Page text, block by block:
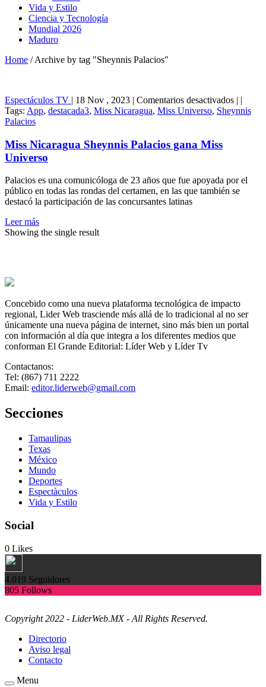
Vida y Estilo
Ciencia y Tecnología
Mundial 2026
Maduro
Home / Archive by tag "Sheynnis Palacios"
Espectáculos TV | 18 Nov , 2023 | Comentarios desactivadosen
Miss
| |
Tags: App, destacada3, Miss Nicaragua, Miss Universo, Sheynnis
Palacios
Miss Nicaragua Sheynnis Palacios gana Miss
Universo
Palacios es una comunicóloga de 23 años que fue apoyada por el
público en todas las rondas del certamen, en las que también se
destacó la participación de las concursantes latinas
Leer más
Showing the single result
Concebido como una nueva plataforma tecnológica de impacto
regional, Lider Web trasciende más allá de lo tradicional al no ser
únicamente una nueva página de internet, sino más bien un portal
con información al día que integra a los diferentes medios que
conforman El Grande Editorial: Líder Web y Líder Tv
Contactanos:
Tel: (867) 711 2222
Email: editor.liderweb@gmail.com
Secciones
Tamaulipas
Texas
México
Mundo
Deportes
Espectàculos
Vida y Estilo
Social
0 Likes
4.019 Seguidores
805 Follows
Copyright 2022 - LiderWeb.MX - All Rights Reserved.
Directorio
Aviso legal
Contacto
Menu